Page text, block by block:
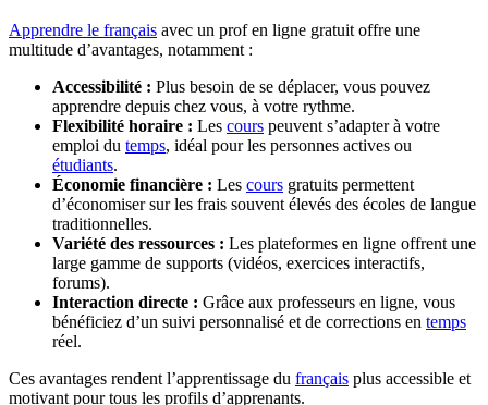
Apprendre le français avec un prof en ligne gratuit offre une
multitude d’avantages, notamment :
Accessibilité : Plus besoin de se déplacer, vous pouvez
apprendre depuis chez vous, à votre rythme.
Flexibilité horaire : Les cours peuvent s’adapter à votre
emploi du temps, idéal pour les personnes actives ou
étudiants.
Économie financière : Les cours gratuits permettent
d’économiser sur les frais souvent élevés des écoles de langue
traditionnelles.
Variété des ressources : Les plateformes en ligne offrent une
large gamme de supports (vidéos, exercices interactifs,
forums).
Interaction directe : Grâce aux professeurs en ligne, vous
bénéficiez d’un suivi personnalisé et de corrections en temps
réel.
Ces avantages rendent l’apprentissage du français plus accessible et
motivant pour tous les profils d’apprenants.